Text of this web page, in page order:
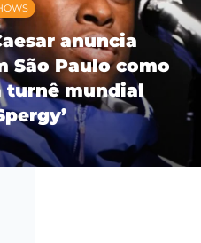
anuncia
São Paulo como
turnê mundial